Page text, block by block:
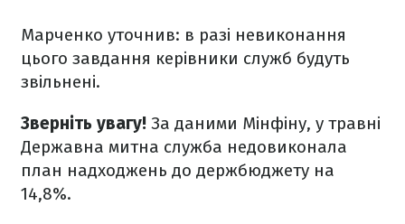
Марченко уточнив: в разі невиконання
цього завдання керівники служб будуть
звільнені.
Зверніть увагу! За даними Мінфіну, у травні
Державна митна служба недовиконала
план надходжень до держбюджету на
14,8%.